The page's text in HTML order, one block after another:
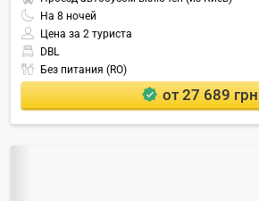
На 8 ночей
Цена за 2 туриста
DBL
Без питания (RO)
от 27 689 грн